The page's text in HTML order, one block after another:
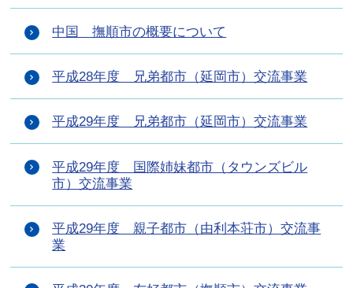
中国 撫順市の概要について
平成28年度 兄弟都市（延岡市）交流事業
平成29年度 兄弟都市（延岡市）交流事業
平成29年度 国際姉妹都市（タウンズビル
市）交流事業
平成29年度 親子都市（由利本荘市）交流事
業